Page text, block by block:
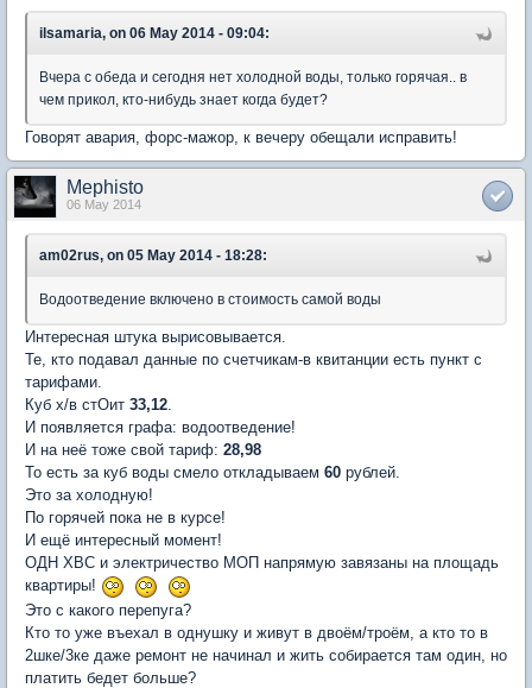
ilsamaria, on 06 May 2014 - 09:04:
Вчера с обеда и сегодня нет холодной воды, только горячая.. в
чем прикол, кто-нибудь знает когда будет?
Говорят авария, форс-мажор, к вечеру обещали исправить!
Mephisto
06 May 2014
am02rus, on 05 May 2014 - 18:28:
Водоотведение включено в стоимость самой воды
Интересная штука вырисовывается.
Те, кто подавал данные по счетчикам-в квитанции есть пункт с
тарифами.
Куб х/в стОит 33,12.
И появляется графа: водоотведение!
И на неё тоже свой тариф: 28,98
То есть за куб воды смело откладываем 60 рублей.
Это за холодную!
По горячей пока не в курсе!
И ещё интересный момент!
ОДН ХВС и электричество МОП напрямую завязаны на площадь
квартиры!
Это с какого перепуга?
Кто то уже въехал в однушку и живут в двоём/троём, а кто то в
2шке/3ке даже ремонт не начинал и жить собирается там один, но
платить бедет больше?